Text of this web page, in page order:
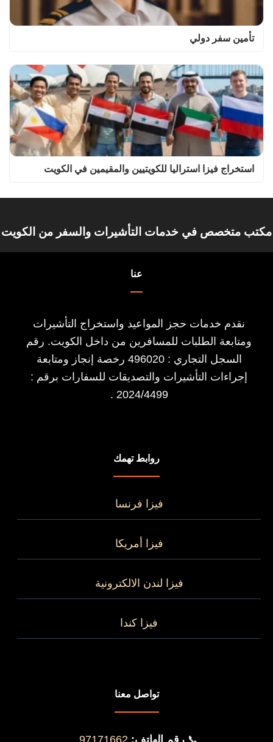
تأمين سفر دولي
استخراج فيزا استراليا للكويتيين والمقيمين في الكويت
مكتب متخصص في خدمات التأشيرات والسفر من الكويت
عنا
نقدم خدمات حجز المواعيد واستخراج التأشيرات
ومتابعة الطلبات للمسافرين من داخل الكويت. رقم
السجل التجاري : 496020 رخصة إنجاز ومتابعة
إجراءات التأشيرات والتصديقات للسفارات برقم :
2024/4499 .
روابط تهمك
فيزا فرنسا
فيزا أمريكا
فيزا لندن الالكترونية
فيزا كندا
تواصل معنا
📞 رقم الهاتف: 97171662